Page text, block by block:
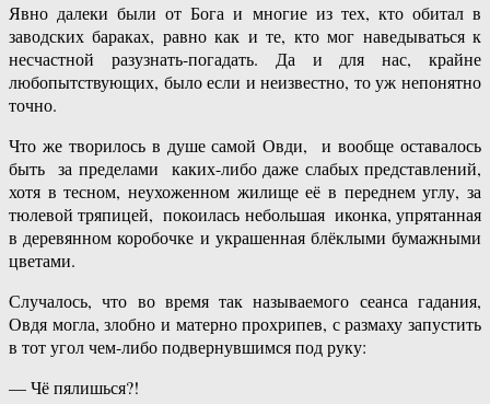
Явно далеки были от Бога и многие из тех, кто обитал в
заводских бараках, равно как и те, кто мог наведываться к
несчастной разузнать-погадать. Да и для нас, крайне
любопытствующих, было если и неизвестно, то уж непонятно
точно.
Что же творилось в душе самой Овди, и вообще оставалось
быть за пределами каких-либо даже слабых представлений,
хотя в тесном, неухоженном жилище её в переднем углу, за
тюлевой тряпицей, покоилась небольшая иконка, упрятанная
в деревянном коробочке и украшенная блёклыми бумажными
цветами.
Случалось, что во время так называемого сеанса гадания,
Овдя могла, злобно и матерно прохрипев, с размаху запустить
в тот угол чем-либо подвернувшимся под руку:
— Чё пялишься?!